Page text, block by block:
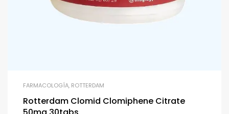
FARMACOLOGÍA, ROTTERDAM
Rotterdam Clomid Clomiphene Citrate